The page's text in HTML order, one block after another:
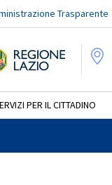
Trasparente
PER IL CITTADINO